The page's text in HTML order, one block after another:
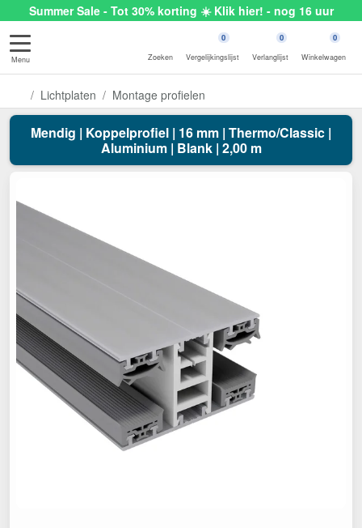
Summer Sale - Tot 30% korting ☀️ Klik hier! - nog 16 uur
Menu Zoeken
0
Vergelijkingslijst
0
Verlanglijst
0
Winkelwagen
Lichtplaten Montage profielen
Mendig | Koppelprofiel | 16 mm | Thermo/Classic |
Aluminium | Blank | 2,00 m